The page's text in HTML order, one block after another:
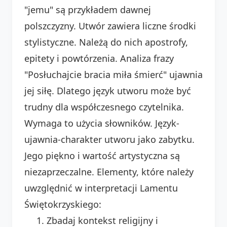
"jemu" są przykładem dawnej
polszczyzny. Utwór zawiera liczne środki
stylistyczne. Należą do nich apostrofy,
epitety i powtórzenia. Analiza frazy
"Posłuchajcie bracia miła śmierć" ujawnia
jej siłę. Dlatego język utworu może być
trudny dla współczesnego czytelnika.
Wymaga to użycia słowników. Język-
ujawnia-charakter utworu jako zabytku.
Jego piękno i wartość artystyczna są
niezaprzeczalne. Elementy, które należy
uwzględnić w interpretacji Lamentu
Świętokrzyskiego:
Zbadaj kontekst religijny i